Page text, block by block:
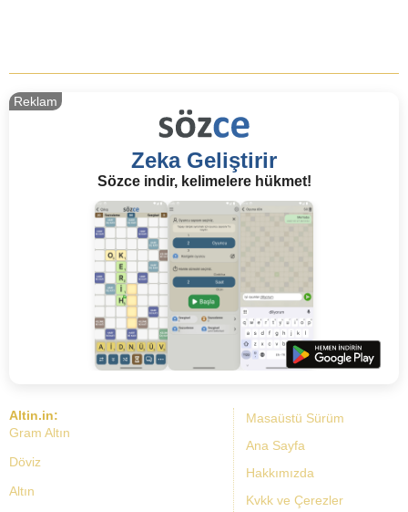
Zeka Geliştirir
Sözce indir, kelimelere hükmet!
Reklam
Masaüstü Sürüm
Ana Sayfa
Hakkımızda
Kvkk ve Çerezler
Altin.in:
Gram Altın
Döviz
Altın